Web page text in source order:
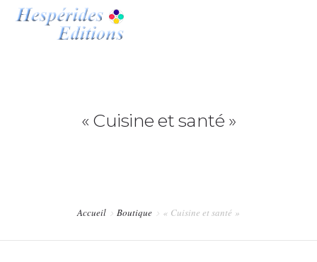
MON COMPTE
LIENS
« Cuisine et santé »
Accueil Boutique « Cuisine et santé »